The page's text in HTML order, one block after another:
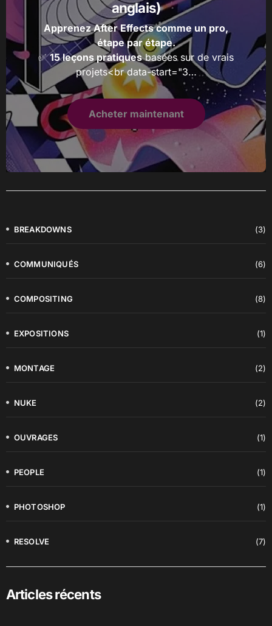
anglais)
Apprenez After Effects comme un pro,
étape par étape.
✅15 leçons pratiquesbasées sur de vrais
projets<br data-start="3…
Acheter maintenant
BREAKDOWNS (3)
COMMUNIQUÉS (6)
COMPOSITING (8)
EXPOSITIONS (1)
MONTAGE (2)
NUKE (2)
OUVRAGES (1)
PEOPLE (1)
PHOTOSHOP (1)
RESOLVE (7)
Articles récents